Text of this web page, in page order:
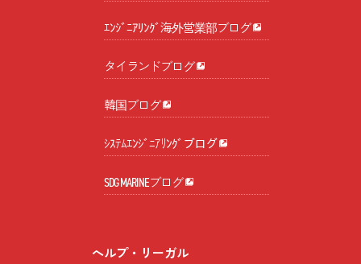
ｴﾝｼﾞﾆｱﾘﾝｸﾞ海外営業部ブログ
タイランドブログ
韓国ブログ
ｼｽﾃﾑｴﾝｼﾞﾆｱﾘﾝｸﾞブログ
SDG MARINEブログ
ヘルプ・リーガル